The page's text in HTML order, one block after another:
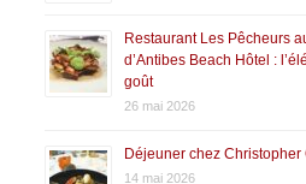
Restaurant Les Pêcheurs
d’Antibes Beach Hôtel :
goût
26 mai 2026
Déjeuner chez Christopher
14 mai 2026